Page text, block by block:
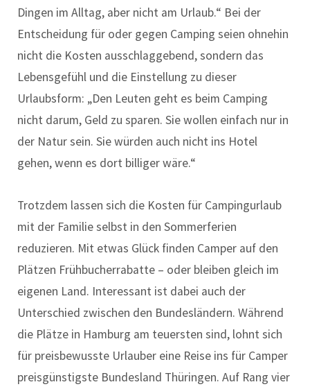
Dingen im Alltag, aber nicht am Urlaub.“ Bei der
Entscheidung für oder gegen Camping seien ohnehin
nicht die Kosten ausschlaggebend, sondern das
Lebensgefühl und die Einstellung zu dieser
Urlaubsform: „Den Leuten geht es beim Camping
nicht darum, Geld zu sparen. Sie wollen einfach nur in
der Natur sein. Sie würden auch nicht ins Hotel
gehen, wenn es dort billiger wäre.“
Trotzdem lassen sich die Kosten für Campingurlaub
mit der Familie selbst in den Sommerferien
reduzieren. Mit etwas Glück finden Camper auf den
Plätzen Frühbucherrabatte – oder bleiben gleich im
eigenen Land. Interessant ist dabei auch der
Unterschied zwischen den Bundesländern. Während
die Plätze in Hamburg am teuersten sind, lohnt sich
für preisbewusste Urlauber eine Reise ins für Camper
preisgünstigste Bundesland Thüringen. Auf Rang vier